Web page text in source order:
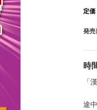
定価
発売
時
「
途